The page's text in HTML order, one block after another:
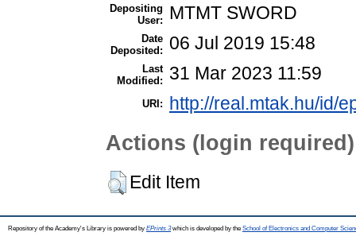
Depositing
User:
MTMT SWORD
Date
Deposited:
06 Jul 2019 15:48
Last
Modified:
31 Mar 2023 11:59
URI: http://real.mtak.hu/id/
Actions (login required)
Edit Item
Repository of the Academy's Library is powered by EPrints 3which is developed by the School of Electronics and Computer